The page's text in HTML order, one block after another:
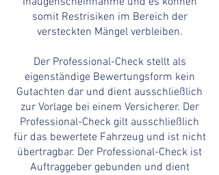
somit Restrisiken im Bereich der
versteckten Mängel verbleiben.
Der Professional-Check stellt als
eigenständige Bewertungsform kein
Gutachten dar und dient ausschließlich
zur Vorlage bei einem Versicherer. Der
Professional-Check gilt ausschließlich
für das bewertete Fahrzeug und ist nicht
übertragbar. Der Professional-Check ist
Auftraggeber gebunden und dient